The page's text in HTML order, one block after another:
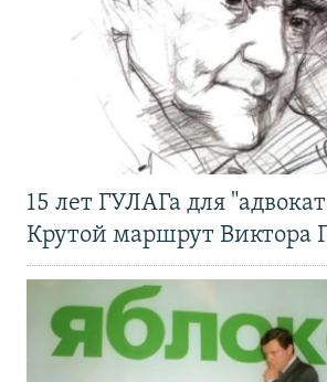
15 лет ГУЛАГа для
Крутой маршрут Виктора